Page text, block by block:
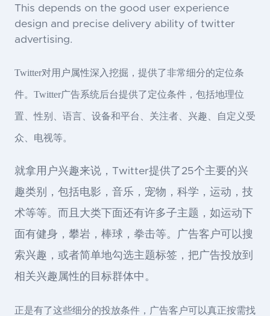
This depends on the good user experience
design and precise delivery ability of twitter
advertising.
Twitter对用户属性深入挖掘，提供了非常细分的定位条
件。Twitter广告系统后台提供了定位条件，包括地理位
置、性别、语言、设备和平台、关注者、兴趣、自定义受
众、电视等。
就拿用户兴趣来说，Twitter提供了25个主要的兴
趣类别，包括电影，音乐，宠物，科学，运动，技
术等等。而且大类下面还有许多子主题，如运动下
面有健身，攀岩，棒球，拳击等。广告客户可以搜
索兴趣，或者简单地勾选主题标签，把广告投放到
相关兴趣属性的目标群体中。
正是有了这些细分的投放条件，广告客户可以真正按需找